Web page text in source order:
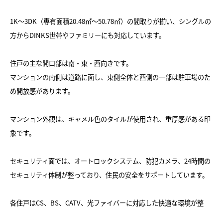
1K〜3DK（専有面積20.48㎡～50.78㎡）の間取りが揃い、シングルの
方からDINKS世帯やファミリーにも対応しています。
住戸の主な開口部は南・東・西向きです。
マンションの南側は道路に面し、東側全体と西側の一部は駐車場のた
め開放感があります。
マンション外観は、キャメル色のタイルが使用され、重厚感がある印
象です。
セキュリティ面では、オートロックシステム、防犯カメラ、24時間の
セキュリティ体制が整っており、住民の安全をサポートしています。
各住戸はCS、BS、CATV、光ファイバーに対応した快適な環境が整